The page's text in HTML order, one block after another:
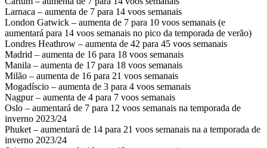
Larnaca – aumenta de 7 para 14 voos semanais
London Gatwick – aumenta de 7 para 10 voos semanais (e
aumentará para 14 voos semanais no pico da temporada de verão)
Londres Heathrow – aumenta de 42 para 45 voos semanais
Madrid – aumenta de 16 para 18 voos semanais
Manila – aumenta de 17 para 18 voos semanais
Milão – aumenta de 16 para 21 voos semanais
Mogadíscio – aumenta de 3 para 4 voos semanais
Nagpur – aumenta de 4 para 7 voos semanais
Oslo – aumentará de 7 para 12 voos semanais na temporada de
inverno 2023/24
Phuket – aumentará de 14 para 21 voos semanais na a temporada de
inverno 2023/24